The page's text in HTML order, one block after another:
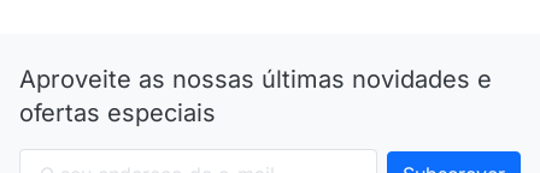
Aproveite as nossas últimas novidades e
ofertas especiais